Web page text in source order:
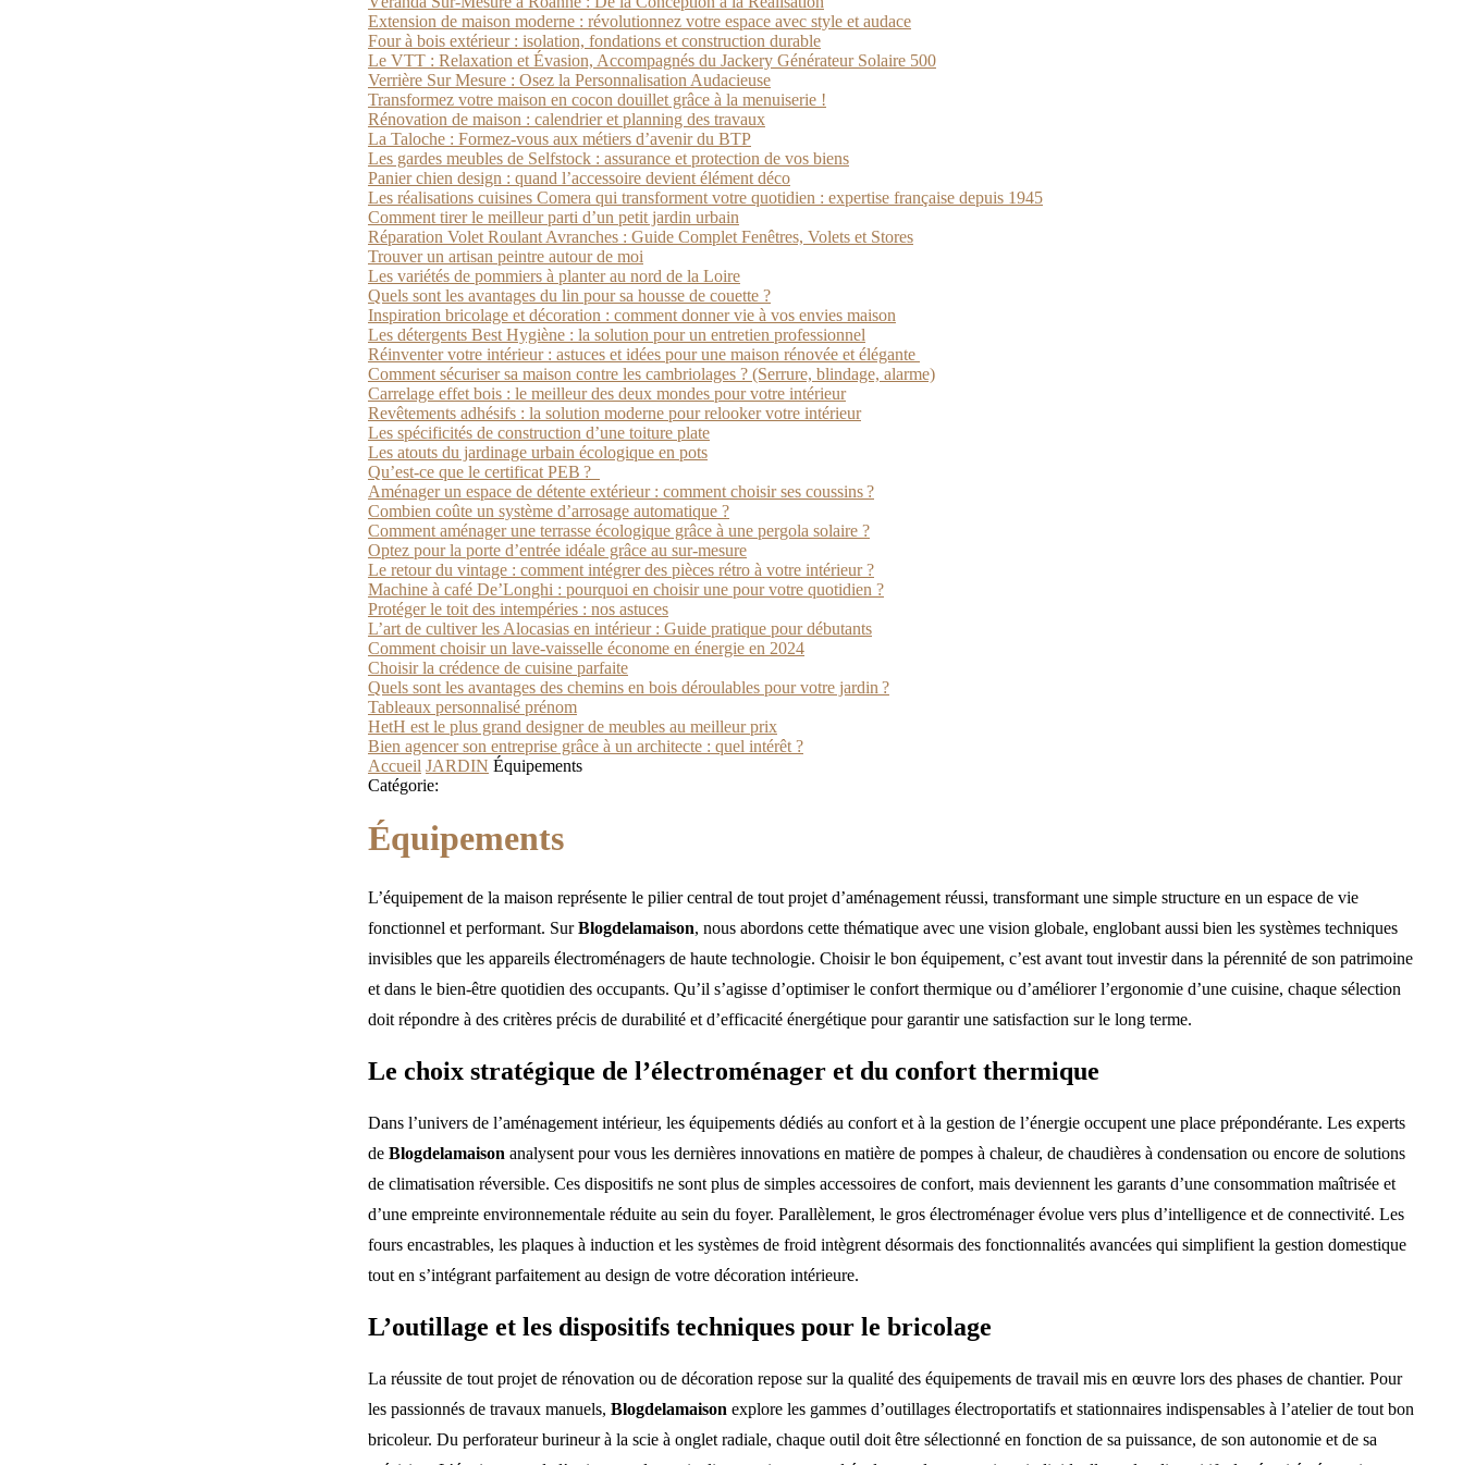
Extension de maison moderne : révolutionnez votre espace avec style et audace
Four à bois extérieur : isolation, fondations et construction durable
Le VTT : Relaxation et Évasion, Accompagnés du Jackery Générateur Solaire 500
Verrière Sur Mesure : Osez la Personnalisation Audacieuse
Transformez votre maison en cocon douillet grâce à la menuiserie !
Rénovation de maison : calendrier et planning des travaux
La Taloche : Formez-vous aux métiers d’avenir du BTP
Les gardes meubles de Selfstock : assurance et protection de vos biens
Panier chien design : quand l’accessoire devient élément déco
Les réalisations cuisines Comera qui transforment votre quotidien : expertise française depuis 1945
Comment tirer le meilleur parti d’un petit jardin urbain
Réparation Volet Roulant Avranches : Guide Complet Fenêtres, Volets et Stores
Trouver un artisan peintre autour de moi
Les variétés de pommiers à planter au nord de la Loire
Quels sont les avantages du lin pour sa housse de couette ?
Inspiration bricolage et décoration : comment donner vie à vos envies maison
Les détergents Best Hygiène : la solution pour un entretien professionnel
Réinventer votre intérieur : astuces et idées pour une maison rénovée et élégante
Comment sécuriser sa maison contre les cambriolages ? (Serrure, blindage, alarme)
Carrelage effet bois : le meilleur des deux mondes pour votre intérieur
Revêtements adhésifs : la solution moderne pour relooker votre intérieur
Les spécificités de construction d’une toiture plate
Les atouts du jardinage urbain écologique en pots
Qu’est-ce que le certificat PEB ?
Aménager un espace de détente extérieur : comment choisir ses coussins ?
Combien coûte un système d’arrosage automatique ?
Comment aménager une terrasse écologique grâce à une pergola solaire ?
Optez pour la porte d’entrée idéale grâce au sur-mesure
Le retour du vintage : comment intégrer des pièces rétro à votre intérieur ?
Machine à café De’Longhi : pourquoi en choisir une pour votre quotidien ?
Protéger le toit des intempéries : nos astuces
L’art de cultiver les Alocasias en intérieur : Guide pratique pour débutants
Comment choisir un lave-vaisselle économe en énergie en 2024
Choisir la crédence de cuisine parfaite
Quels sont les avantages des chemins en bois déroulables pour votre jardin ?
Tableaux personnalisé prénom
HetH est le plus grand designer de meubles au meilleur prix
Bien agencer son entreprise grâce à un architecte : quel intérêt ?
Accueil JARDIN Équipements
Catégorie:
Équipements
L’équipement de la maison représente le pilier central de tout projet d’aménagement réussi, transformant une simple structure en un espace de vie
fonctionnel et performant. SurBlogdelamaison, nous abordons cette thématique avec une vision globale, englobant aussi bien les systèmes techniques
invisibles que les appareils électroménagers de haute technologie. Choisir le bon équipement, c’est avant tout investir dans la pérennité de son patrimoine
et dans le bien-être quotidien des occupants. Qu’il s’agisse d’optimiser le confort thermique ou d’améliorer l’ergonomie d’une cuisine, chaque sélection
doit répondre à des critères précis de durabilité et d’efficacité énergétique pour garantir une satisfaction sur le long terme.
Le choix stratégique de l’électroménager et du confort thermique
Dans l’univers de l’aménagement intérieur, les équipements dédiés au confort et à la gestion de l’énergie occupent une place prépondérante. Les experts
de Blogdelamaison analysent pour vous les dernières innovations en matière de pompes à chaleur, de chaudières à condensation ou encore de solutions
de climatisation réversible. Ces dispositifs ne sont plus de simples accessoires de confort, mais deviennent les garants d’une consommation maîtrisée et
d’une empreinte environnementale réduite au sein du foyer. Parallèlement, le gros électroménager évolue vers plus d’intelligence et de connectivité. Les
fours encastrables, les plaques à induction et les systèmes de froid intègrent désormais des fonctionnalités avancées qui simplifient la gestion domestique
tout en s’intégrant parfaitement au design de votre décoration intérieure.
L’outillage et les dispositifs techniques pour le bricolage
La réussite de tout projet de rénovation ou de décoration repose sur la qualité des équipements de travail mis en œuvre lors des phases de chantier. Pour
les passionnés de travaux manuels, Blogdelamaison explore les gammes d’outillages électroportatifs et stationnaires indispensables à l’atelier de tout bon
bricoleur. Du perforateur burineur à la scie à onglet radiale, chaque outil doit être sélectionné en fonction de sa puissance, de son autonomie et de sa